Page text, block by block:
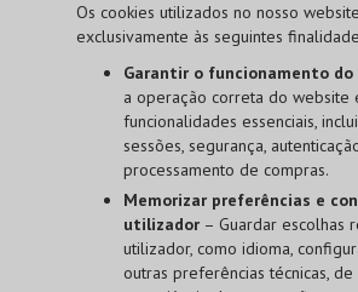
Os cookies utilizados no nosso
exclusivamente às seguintes
Garantir o funcionamento
a operação correta do website
funcionalidades essenciais,
sessões, segurança,
processamento de compras.
Memorizar preferências e
utilizador– Guardar escolhas
utilizador, como idioma,
outras preferências técnicas,